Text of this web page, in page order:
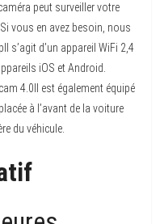
peut surveiller votre
vous en avez besoin, nous
s’agit d’un appareil WiFi 2,4
iOS et Android.
4.0Il est également équipé
à l’avant de la voiture
du véhicule.